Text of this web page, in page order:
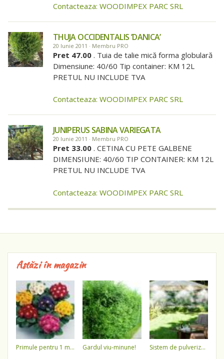
Contacteaza: WOODIMPEX PARC SRL
THUJA OCCIDENTALIS ’DANICA’
20 Iunie 2011 · Membru PRO
Pret 47.00 . Tuia de talie mică forma globulară
Dimensiune: 40/60 Tip container: KM 12L
PRETUL NU INCLUDE TVA
Contacteaza: WOODIMPEX PARC SRL
JUNIPERUS SABINA VARIEGATA
20 Iunie 2011 · Membru PRO
Pret 33.00 . CETINA CU PETE GALBENE
DIMENSIUNE: 40/60 TIP CONTAINER: KM 12L
PRETUL NU INCLUDE TVA
Contacteaza: WOODIMPEX PARC SRL
Astăzi în magazin
primule pentru 1 martie 3,5 lei / ghiveci !!!! gardul viu-minune! sistem de pulverizare a apei